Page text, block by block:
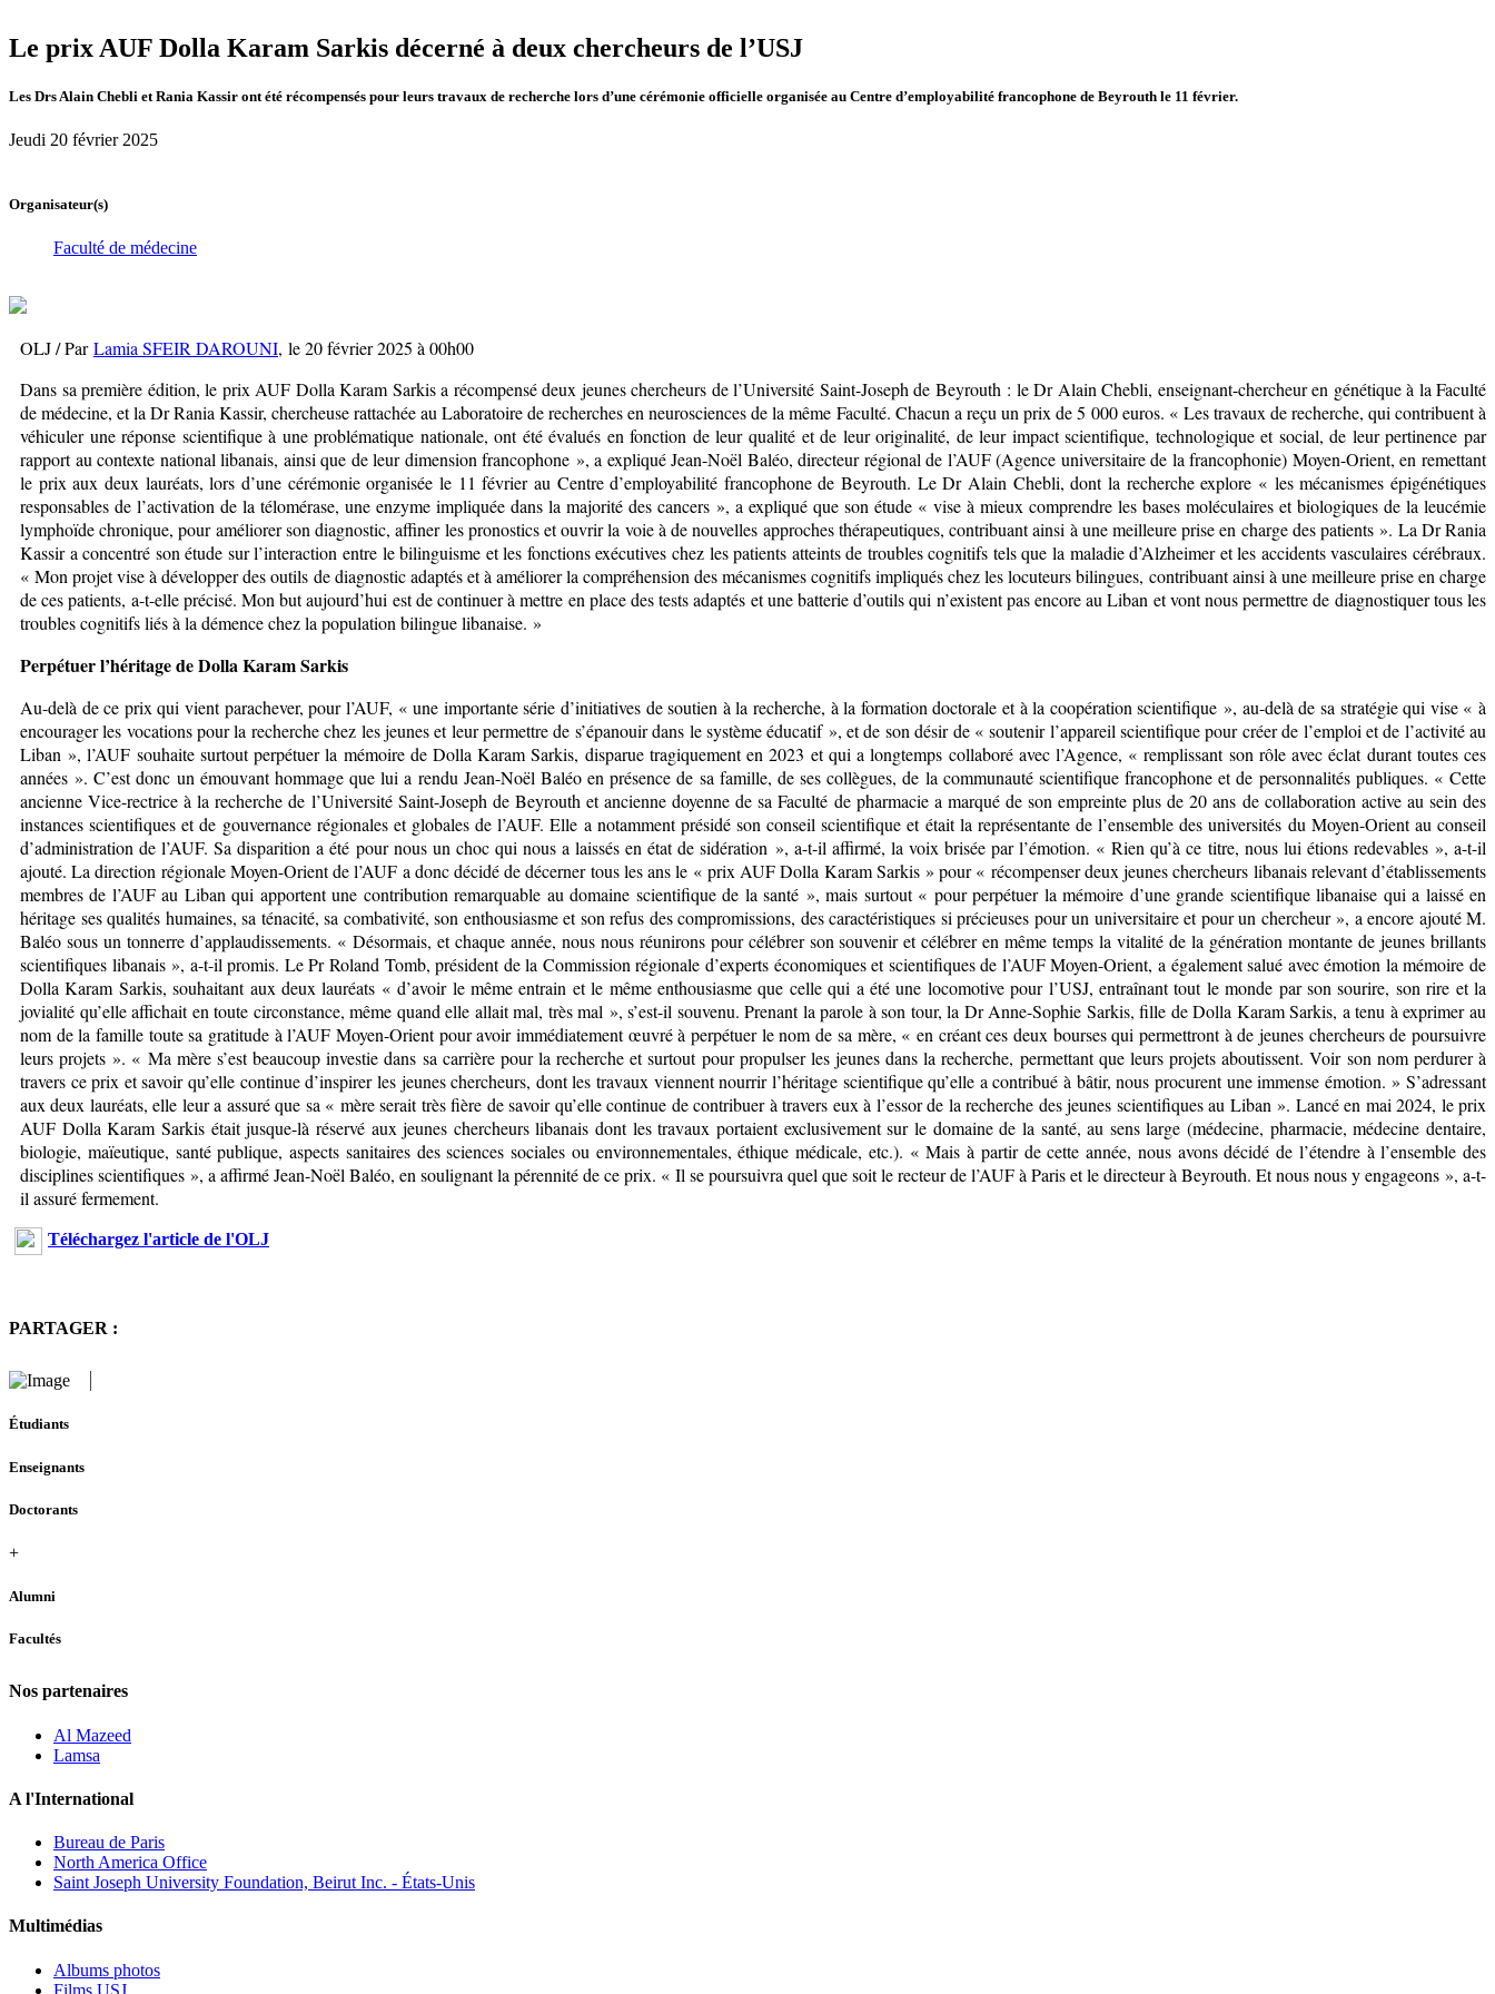
Le prix AUF Dolla Karam Sarkis décerné à deux chercheurs de l’USJ
Les Drs Alain Chebli et Rania Kassir ont été récompensés pour leurs travaux de recherche lors d’une cérémonie officielle organisée au Centre d’employabilité francophone de Beyrouth le 11 février.
Jeudi 20 février 2025
Organisateur(s)
Faculté de médecine
OLJ / ParLamia SFEIR DAROUNI, le 20 février 2025 à 00h00
Dans sa première édition, le prix AUF Dolla Karam Sarkis a récompensé deux jeunes chercheurs de l’Université Saint-Joseph de Beyrouth : le Dr Alain Chebli, enseignant-chercheur en génétique à la Faculté
de médecine, et la Dr Rania Kassir, chercheuse rattachée au Laboratoire de recherches en neurosciences de la même Faculté. Chacun a reçu un prix de 5 000 euros. « Les travaux de recherche, qui contribuent à
véhiculer une réponse scientifique à une problématique nationale, ont été évalués en fonction de leur qualité et de leur originalité, de leur impact scientifique, technologique et social, de leur pertinence par
rapport au contexte national libanais, ainsi que de leur dimension francophone », a expliqué Jean-Noël Baléo, directeur régional de l’AUF (Agence universitaire de la francophonie) Moyen-Orient, en remettant
le prix aux deux lauréats, lors d’une cérémonie organisée le 11 février au Centre d’employabilité francophone de Beyrouth. Le Dr Alain Chebli, dont la recherche explore « les mécanismes épigénétiques
responsables de l’activation de la télomérase, une enzyme impliquée dans la majorité des cancers », a expliqué que son étude « vise à mieux comprendre les bases moléculaires et biologiques de la leucémie
lymphoïde chronique, pour améliorer son diagnostic, affiner les pronostics et ouvrir la voie à de nouvelles approches thérapeutiques, contribuant ainsi à une meilleure prise en charge des patients ». La Dr Rania
Kassir a concentré son étude sur l’interaction entre le bilinguisme et les fonctions exécutives chez les patients atteints de troubles cognitifs tels que la maladie d’Alzheimer et les accidents vasculaires cérébraux.
« Mon projet vise à développer des outils de diagnostic adaptés et à améliorer la compréhension des mécanismes cognitifs impliqués chez les locuteurs bilingues, contribuant ainsi à une meilleure prise en charge
de ces patients, a-t-elle précisé. Mon but aujourd’hui est de continuer à mettre en place des tests adaptés et une batterie d’outils qui n’existent pas encore au Liban et vont nous permettre de diagnostiquer tous les
troubles cognitifs liés à la démence chez la population bilingue libanaise. »
Perpétuer l’héritage de Dolla Karam Sarkis
Au-delà de ce prix qui vient parachever, pour l’AUF, « une importante série d’initiatives de soutien à la recherche, à la formation doctorale et à la coopération scientifique », au-delà de sa stratégie qui vise « à
encourager les vocations pour la recherche chez les jeunes et leur permettre de s’épanouir dans le système éducatif », et de son désir de « soutenir l’appareil scientifique pour créer de l’emploi et de l’activité au
Liban », l’AUF souhaite surtout perpétuer la mémoire de Dolla Karam Sarkis, disparue tragiquement en 2023 et qui a longtemps collaboré avec l’Agence, « remplissant son rôle avec éclat durant toutes ces
années ». C’est donc un émouvant hommage que lui a rendu Jean-Noël Baléo en présence de sa famille, de ses collègues, de la communauté scientifique francophone et de personnalités publiques. « Cette
ancienne Vice-rectrice à la recherche de l’Université Saint-Joseph de Beyrouth et ancienne doyenne de sa Faculté de pharmacie a marqué de son empreinte plus de 20 ans de collaboration active au sein des
instances scientifiques et de gouvernance régionales et globales de l’AUF. Elle a notamment présidé son conseil scientifique et était la représentante de l’ensemble des universités du Moyen-Orient au conseil
d’administration de l’AUF. Sa disparition a été pour nous un choc qui nous a laissés en état de sidération », a-t-il affirmé, la voix brisée par l’émotion. « Rien qu’à ce titre, nous lui étions redevables », a-t-il
ajouté. La direction régionale Moyen-Orient de l’AUF a donc décidé de décerner tous les ans le « prix AUF Dolla Karam Sarkis » pour « récompenser deux jeunes chercheurs libanais relevant d’établissements
membres de l’AUF au Liban qui apportent une contribution remarquable au domaine scientifique de la santé », mais surtout « pour perpétuer la mémoire d’une grande scientifique libanaise qui a laissé en
héritage ses qualités humaines, sa ténacité, sa combativité, son enthousiasme et son refus des compromissions, des caractéristiques si précieuses pour un universitaire et pour un chercheur », a encore ajouté M.
Baléo sous un tonnerre d’applaudissements. « Désormais, et chaque année, nous nous réunirons pour célébrer son souvenir et célébrer en même temps la vitalité de la génération montante de jeunes brillants
scientifiques libanais », a-t-il promis. Le Pr Roland Tomb, président de la Commission régionale d’experts économiques et scientifiques de l’AUF Moyen-Orient, a également salué avec émotion la mémoire de
Dolla Karam Sarkis, souhaitant aux deux lauréats « d’avoir le même entrain et le même enthousiasme que celle qui a été une locomotive pour l’USJ, entraînant tout le monde par son sourire, son rire et la
jovialité qu’elle affichait en toute circonstance, même quand elle allait mal, très mal », s’est-il souvenu. Prenant la parole à son tour, la Dr Anne-Sophie Sarkis, fille de Dolla Karam Sarkis, a tenu à exprimer au
nom de la famille toute sa gratitude à l’AUF Moyen-Orient pour avoir immédiatement œuvré à perpétuer le nom de sa mère, « en créant ces deux bourses qui permettront à de jeunes chercheurs de poursuivre
leurs projets ». « Ma mère s’est beaucoup investie dans sa carrière pour la recherche et surtout pour propulser les jeunes dans la recherche, permettant que leurs projets aboutissent. Voir son nom perdurer à
travers ce prix et savoir qu’elle continue d’inspirer les jeunes chercheurs, dont les travaux viennent nourrir l’héritage scientifique qu’elle a contribué à bâtir, nous procurent une immense émotion. » S’adressant
aux deux lauréats, elle leur a assuré que sa « mère serait très fière de savoir qu’elle continue de contribuer à travers eux à l’essor de la recherche des jeunes scientifiques au Liban ». Lancé en mai 2024, le prix
AUF Dolla Karam Sarkis était jusque-là réservé aux jeunes chercheurs libanais dont les travaux portaient exclusivement sur le domaine de la santé, au sens large (médecine, pharmacie, médecine dentaire,
biologie, maïeutique, santé publique, aspects sanitaires des sciences sociales ou environnementales, éthique médicale, etc.). « Mais à partir de cette année, nous avons décidé de l’étendre à l’ensemble des
disciplines scientifiques », a affirmé Jean-Noël Baléo, en soulignant la pérennité de ce prix. « Il se poursuivra quel que soit le recteur de l’AUF à Paris et le directeur à Beyrouth. Et nous nous y engageons », a-t-
il assuré fermement.
Téléchargez l'article de l'OLJ
PARTAGER :
Étudiants
Enseignants
Doctorants
+
Alumni
Facultés
Nos partenaires
Al Mazeed
Lamsa
A l'International
Bureau de Paris
North America Office
Saint Joseph University Foundation, Beirut Inc. - États-Unis
Multimédias
Albums photos
Films USJ